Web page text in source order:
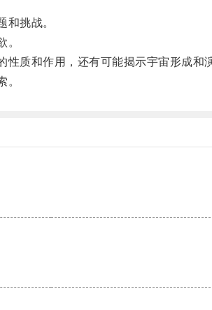
挑战。
质和作用，还有可能揭示宇宙形成和